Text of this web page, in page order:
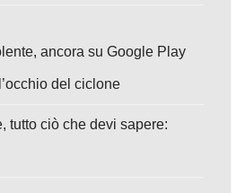
ancora su Google Play
del ciclone
tutto ciò che devi sapere: